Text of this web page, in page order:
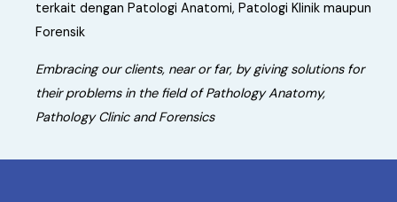
terkait dengan Patologi Anatomi, Patologi Klinik maupun
Forensik
Embracing our clients, near or far, by giving solutions for
their problems in the field of Pathology Anatomy,
Pathology Clinic and Forensics